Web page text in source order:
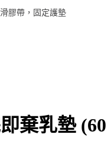
膠帶，固定護墊
棄乳墊 (60